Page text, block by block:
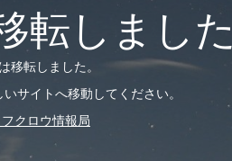
転しまし
移転しました。
サイトへ移動してください。
クロウ情報局